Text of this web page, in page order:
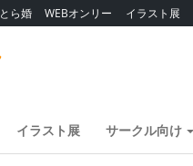
とら婚 WEBオンリー イラスト展
イラスト展 サークル向け